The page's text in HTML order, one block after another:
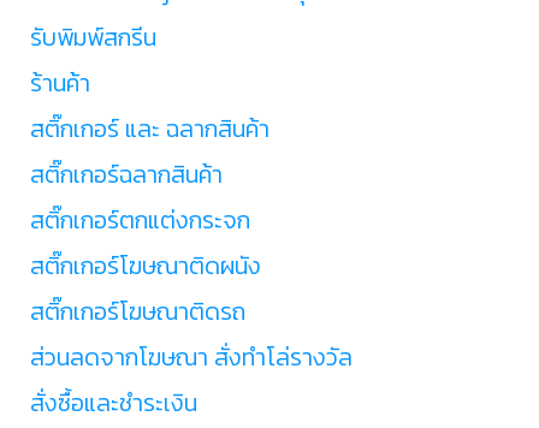
รับพิมพ์สกรีน
ร้านค้า
สติ๊กเกอร์ และ ฉลากสินค้า
สติ๊กเกอร์ฉลากสินค้า
สติ๊กเกอร์ตกแต่งกระจก
สติ๊กเกอร์โฆษณาติดผนัง
สติ๊กเกอร์โฆษณาติดรถ
ส่วนลดจากโฆษณา สั่งทำโล่รางวัล
สั่งซื้อและชำระเงิน